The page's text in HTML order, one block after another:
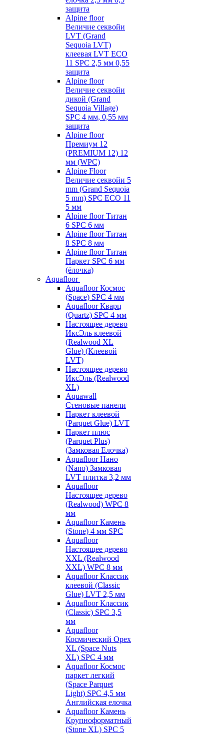
защита
Alpine floor
Величие секвойи
LVT (Grand
Sequoia LVT)
клеевая LVT ECO
11 SPC 2,5 мм 0,55
защита
Alpine floor
Величие секвойи
дикой (Grand
Sequoia Village)
SPC 4 мм, 0,55 мм
защита
Alpine floor
Премиум 12
(PREMIUM 12) 12
мм (WPC)
Alpine Floor
Величие секвойи 5
mm (Grand Sequoia
5 mm) SPC ECO 11
5 мм
Alpine floor Титан
6 SPC 6 мм
Alpine floor Титан
8 SPC 8 мм
Alpine floor Титан
Паркет SPC 6 мм
(ёлочка)
Aquafloor
Aquafloor Космос
(Space) SPC 4 мм
Aquafloor Кварц
(Quartz) SPC 4 мм
Настоящее дерево
ИксЭль клеевой
(Realwood XL
Glue) (Клеевой
LVT)
Настоящее дерево
ИксЭль (Realwood
XL)
Aquawall
Стеновые панели
Паркет клеевой
(Parquet Glue) LVT
Паркет плюс
(Parquet Plus)
(Замковая Елочка)
Aquafloor Нано
(Nano) Замковая
LVT плитка 3,2 мм
Aquafloor
Настоящее дерево
(Realwood) WPC 8
мм
Aquafloor Камень
(Stone) 4 мм SPC
Aquafloor
Настоящее дерево
XXL (Realwood
XXL) WPC 8 мм
Aquafloor Классик
клеевой (Classic
Glue) LVT 2,5 мм
Aquafloor Классик
(Classic) SPC 3,5
мм
Aquafloor
Космический Орех
XL (Space Nuts
XL) SPC 4 мм
Aquafloor Космос
паркет легкий
(Space Parquet
Light) SPC 4,5 мм
Английская елочка
Aquafloor Камень
Крупноформатный
(Stone XL) SPC 5